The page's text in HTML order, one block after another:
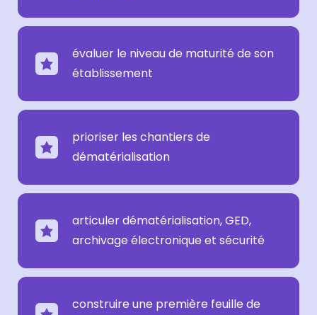
évaluer le niveau de maturité de son
établissement
prioriser les chantiers de
dématérialisation
articuler dématérialisation, GED,
archivage électronique et sécurité
construire une première feuille de